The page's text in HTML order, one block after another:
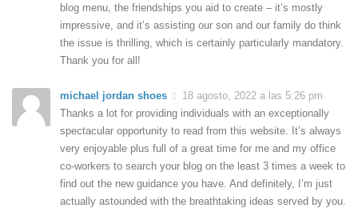
blog menu, the friendships you aid to create – it’s mostly
impressive, and it’s assisting our son and our family do think
the issue is thrilling, which is certainly particularly mandatory.
Thank you for all!
michael jordan shoes
18 agosto, 2022 a las 5:26 pm
Thanks a lot for providing individuals with an exceptionally
spectacular opportunity to read from this website. It’s always
very enjoyable plus full of a great time for me and my office
co-workers to search your blog on the least 3 times a week to
find out the new guidance you have. And definitely, I’m just
actually astounded with the breathtaking ideas served by you.